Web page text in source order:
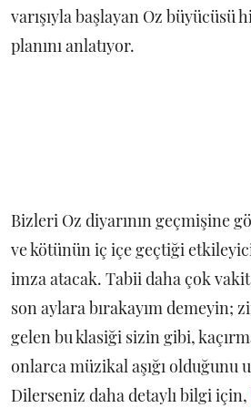
varışıyla başlayan Oz büyücüsü
planını anlatıyor.
Bizleri Oz diyarının geçmişine
ve kötünün iç içe geçtiği
imza atacak. Tabii daha çok
son aylara bırakayım demeyin;
gelen bu klasiği sizin gibi,
onlarca müzikal aşığı olduğunu
Dilerseniz daha detaylı bilgi için,